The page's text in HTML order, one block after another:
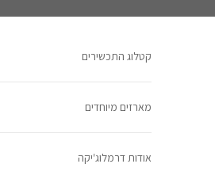
קטלוג התכשירים
מארזים מיוחדים
אודות דרמלוג'יקה